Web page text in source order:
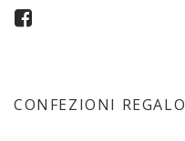
CONFEZIONI REGALO